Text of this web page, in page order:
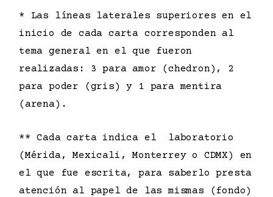
* Las líneas laterales superiores en el
inicio de cada carta corresponden al
tema general en el que fueron
realizadas: 3 para amor (chedron), 2
para poder (gris) y 1 para mentira
(arena).
** Cada carta indica el laboratorio
(Mérida, Mexicali, Monterrey o CDMX) en
el que fue escrita, para saberlo presta
atención al papel de las mismas (fondo)